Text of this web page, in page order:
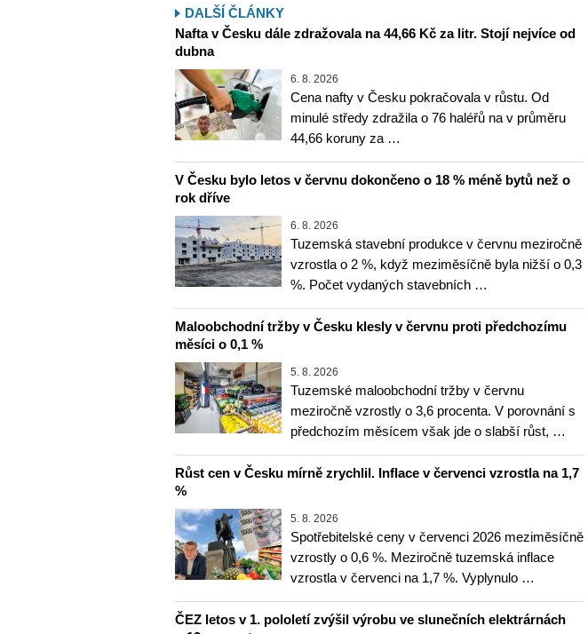
DALŠÍ ČLÁNKY
Nafta v Česku dále zdražovala na 44,66 Kč za litr. Stojí nejvíce od
dubna
6. 8. 2026
Cena nafty v Česku pokračovala v růstu. Od
minulé středy zdražila o 76 haléřů na v průměru
44,66 koruny za …
V Česku bylo letos v červnu dokončeno o 18 % méně bytů než o
rok dříve
6. 8. 2026
Tuzemská stavební produkce v červnu meziročně
vzrostla o 2 %, když meziměsíčně byla nižší o 0,3
%. Počet vydaných stavebních …
Maloobchodní tržby v Česku klesly v červnu proti předchozímu
měsíci o 0,1 %
5. 8. 2026
Tuzemské maloobchodní tržby v červnu
meziročně vzrostly o 3,6 procenta. V porovnání s
předchozím měsícem však jde o slabší růst, …
Růst cen v Česku mírně zrychlil. Inflace v červenci vzrostla na 1,7
%
5. 8. 2026
Spotřebitelské ceny v červenci 2026 meziměsíčně
vzrostly o 0,6 %. Meziročně tuzemská inflace
vzrostla v červenci na 1,7 %. Vyplynulo …
ČEZ letos v 1. pololetí zvýšil výrobu ve slunečních elektrárnách